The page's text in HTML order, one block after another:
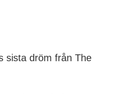
sista dröm från The